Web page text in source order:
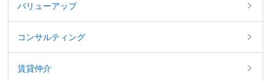
バリューアップ
コンサルティング
賃貸仲介